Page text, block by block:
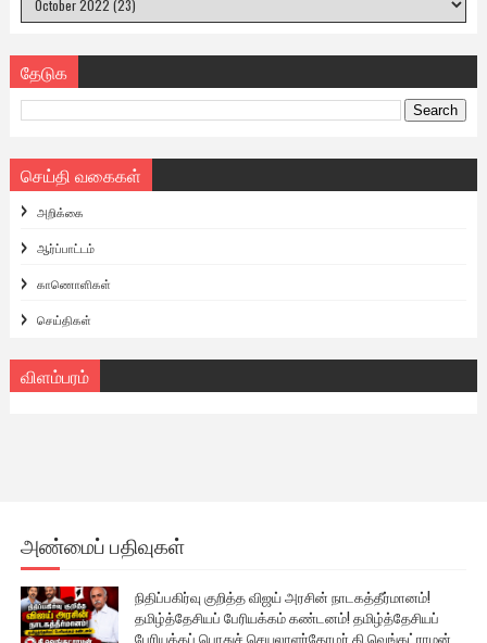
தேடுக
செய்தி வகைகள்
அறிக்கை
ஆர்ப்பாட்டம்
காணொளிகள்
செய்திகள்
விளம்பரம்
அண்மைப் பதிவுகள்
நிதிப்பகிர்வு குறித்த விஜய் அரசின் நாடகத்தீர்மானம்!
தமிழ்த்தேசியப் பேரியக்கம் கண்டனம்! தமிழ்த்தேசியப்
பேரியக்கப் பொதுச் செயலாளர்தோழர் கி.வெங்கட்ராமன்